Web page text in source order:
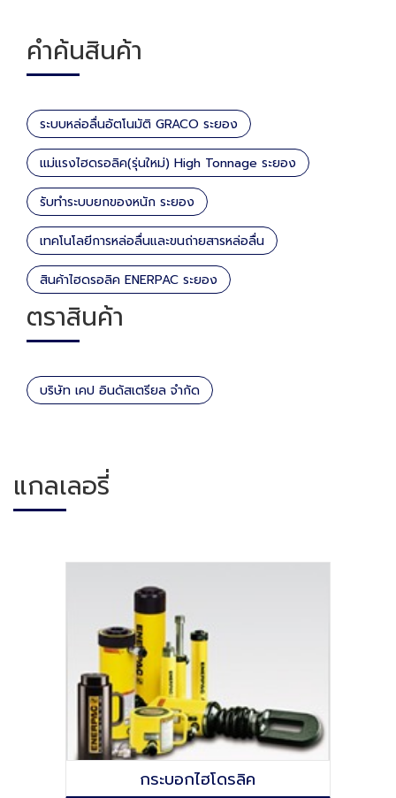
คำค้นสินค้า
ระบบหล่อลื่นอัตโนมัติ GRACO ระยอง
แม่แรงไฮดรอลิค(รุ่นใหม่) High Tonnage ระยอง
รับทำระบบยกของหนัก ระยอง
เทคโนโลยีการหล่อลื่นและขนถ่ายสารหล่อลื่น
สินค้าไฮดรอลิค ENERPAC ระยอง
ตราสินค้า
บริษัท เคป อินดัสเตรียล จำกัด
แกลเลอรี่
กระบอกไฮโดรลิค